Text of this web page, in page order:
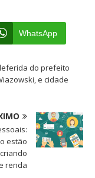
WhatsApp
do prefeito
e cidade
estão
renda